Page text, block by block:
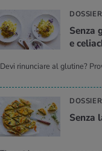
DOSSIER
Senza
e
Devi rinunciare al glutine?
DOSSIER
Senza